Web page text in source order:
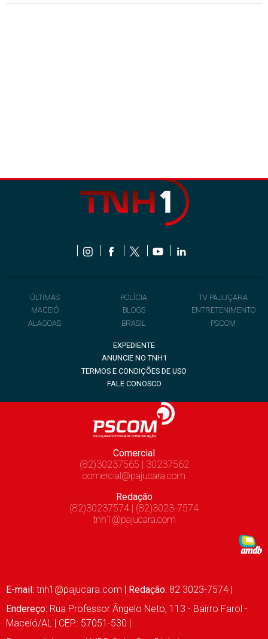
ÚLTIMAS
MACEIÓ
ALAGOAS
POLÍCIA
BLOGS
BRASIL
TV PAJUÇARA
ENTRETENIMENTO
PSCOM
EXPEDIENTE
ANUNCIE NO TNH1
TERMOS E CONDIÇÕES DE USO
FALE CONOSCO
Comercial
(82)30237565 | 30237562
comercial@pajucara.com
Redação
(82)30237574 | (82)3023-7574
tnh1@pajucara.com
E-mail: tnh1@pajucara.com Redação: 82 3023-7574 |
Endereço: Rua Professor Ângelo Neto, 113 - Bairro Farol -
Maceió/AL | CEP.: 57051-530 |